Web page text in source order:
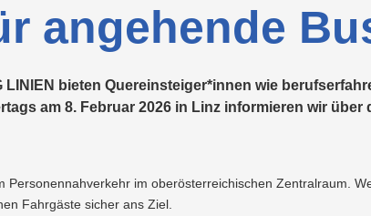
Hausbau
Mobilität
Veranstaltungen
angehende
bieten Quereinsteiger*innen wie
am 8. Februar 2026 in Linz informieren wir
im oberösterreichischen Zentralraum.
Fahrgäste sicher ans Ziel.